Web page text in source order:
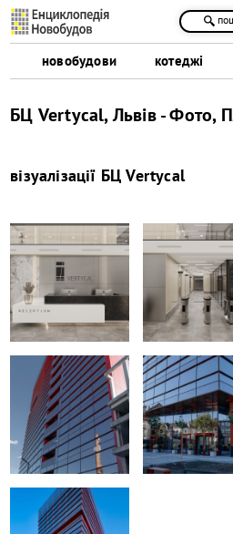
новобудови котеджі
БЦ Vertycal, Львів - Фото,
візуалізації БЦ Vertycal